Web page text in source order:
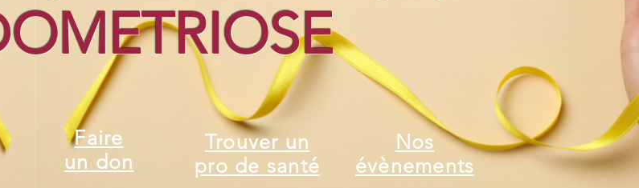
Faire
un don
Trouver un
pro de santé
Nos
évènements